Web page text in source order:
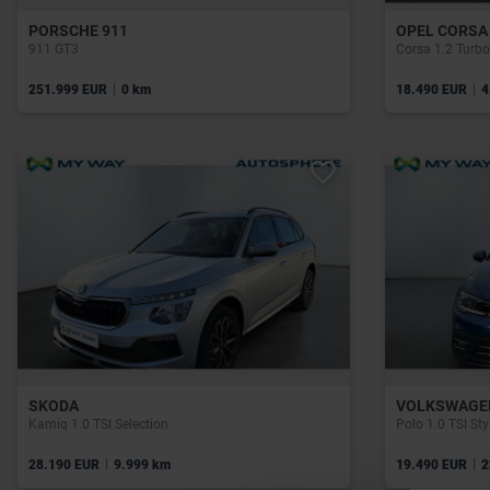
PORSCHE 911
911 GT3
251.999 EUR | 0 km
OPEL CORSA
Corsa 1.2
18.490 EUR |
SKODA
Kamiq 1.0 TSI Selection
28.190 EUR | 9.999 km
Polo 1.0 TSI
19.490 EUR |